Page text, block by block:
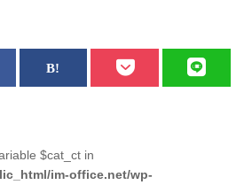
$cat_ct in
im-office.net/wp-